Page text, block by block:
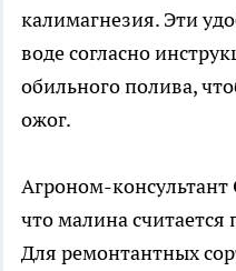
калимагнезия. Эти
воде согласно
обильного полива,
ожог.
Агроном-консультант
что малина
Для ремонтантных